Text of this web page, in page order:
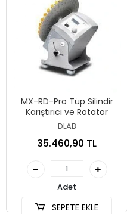
MX-RD-Pro Tüp Silindir
Karıştırıcı ve Rotator
DLAB
35.460,90 TL
Adet
SEPETE EKLE